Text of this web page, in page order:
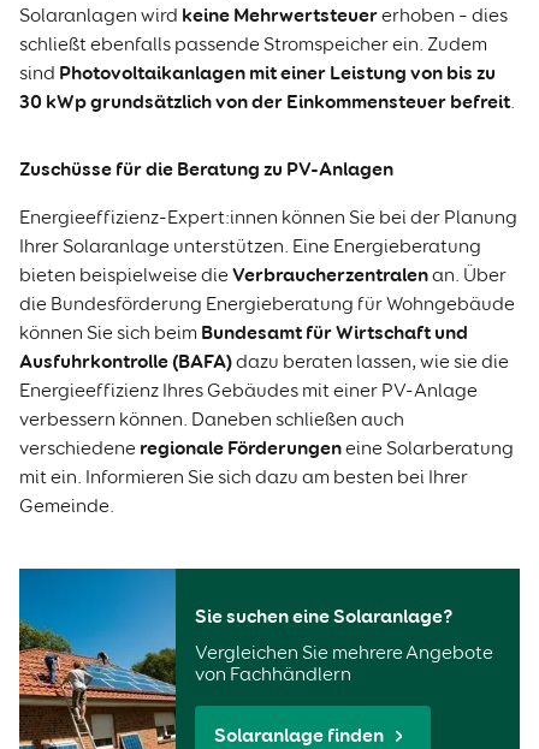
Solaranlagen wird keine Mehrwertsteuererhoben – dies
schließt ebenfalls passende Stromspeicher ein. Zudem
sind Photovoltaikanlagen mit einer Leistung von bis zu
30 kWp grundsätzlich von der Einkommensteuer befreit.
Zuschüsse für die Beratung zu PV-Anlagen
Energieeffizienz-Expert:innen können Sie bei der Planung
Ihrer Solaranlage unterstützen. Eine Energieberatung
bieten beispielweise die Verbraucherzentralenan. Über
die Bundesförderung Energieberatung für Wohngebäude
können Sie sich beim Bundesamt für Wirtschaft und
Ausfuhrkontrolle (BAFA)dazu beraten lassen, wie sie die
Energieeffizienz Ihres Gebäudes mit einer PV-Anlage
verbessern können. Daneben schließen auch
verschiedene regionale Förderungeneine Solarberatung
mit ein. Informieren Sie sich dazu am besten bei Ihrer
Gemeinde.
Sie suchen eine Solaranlage?
Vergleichen Sie mehrere Angebote
von Fachhändlern
Solaranlage finden